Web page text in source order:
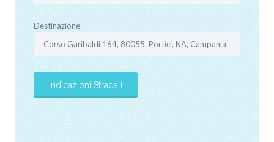
Destinazione